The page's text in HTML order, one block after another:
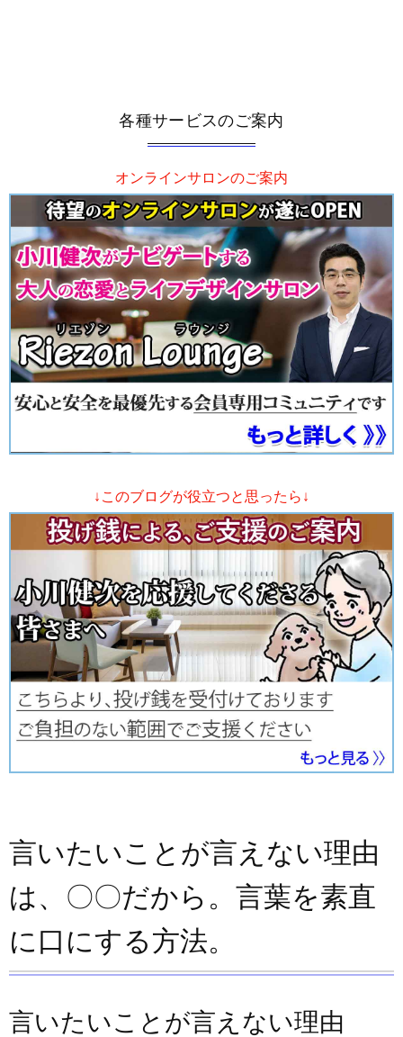
各種サービスのご案内
オンラインサロンのご案内
↓このブログが役立つと思ったら↓
言いたいことが言えない理由
は、〇〇だから。言葉を素直
に口にする方法。
言いたいことが言えない理由